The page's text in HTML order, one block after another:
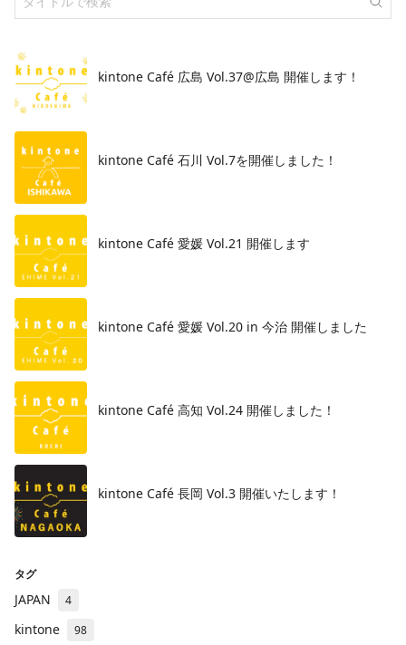
kintone Café 広島 Vol.37@広島 開催します！
​kintone Café 石川 Vol.7を開催しました！
kintone Café 愛媛 Vol.21 開催します
kintone Café 愛媛 Vol.20 in 今治 開催しました
kintone Café 高知 Vol.24 開催しました！
kintone Café 長岡 Vol.3 開催いたします！
タグ
JAPAN 4
kintone 98